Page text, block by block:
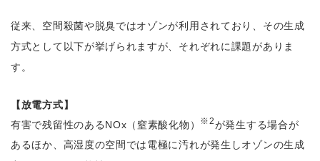
従来、空間殺菌や脱臭ではオゾンが利用されており、その生成
方式として以下が挙げられますが、それぞれに課題がありま
す。
【放電方式】
有害で残留性のあるNOx（窒素酸化物）
※2が発生する場合が
あるほか、高湿度の空間では電極に汚れが発生しオゾンの生成